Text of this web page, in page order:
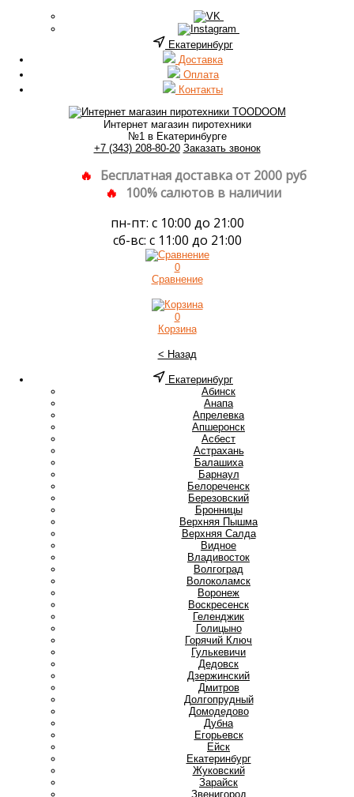
Екатеринбург
Доставка
Оплата
Контакты
Интернет магазин пиротехники
№1 в Екатеринбурге
+7 (343) 208-80-20 Заказать звонок
Бесплатная доставка от 2000 руб
100% салютов в наличии
пн-пт: с 10:00 до 21:00
сб-вс: с 11:00 до 21:00
0
Сравнение
0
Корзина
< Назад
Екатеринбург
Абинск
Анапа
Апрелевка
Апшеронск
Асбест
Астрахань
Балашиха
Барнаул
Белореченск
Березовский
Бронницы
Верхняя Пышма
Верхняя Салда
Видное
Владивосток
Волгоград
Волоколамск
Воронеж
Воскресенск
Геленджик
Голицыно
Горячий Ключ
Гулькевичи
Дедовск
Дзержинский
Дмитров
Долгопрудный
Домодедово
Дубна
Егорьевск
Ейск
Екатеринбург
Жуковский
Зарайск
Звенигород